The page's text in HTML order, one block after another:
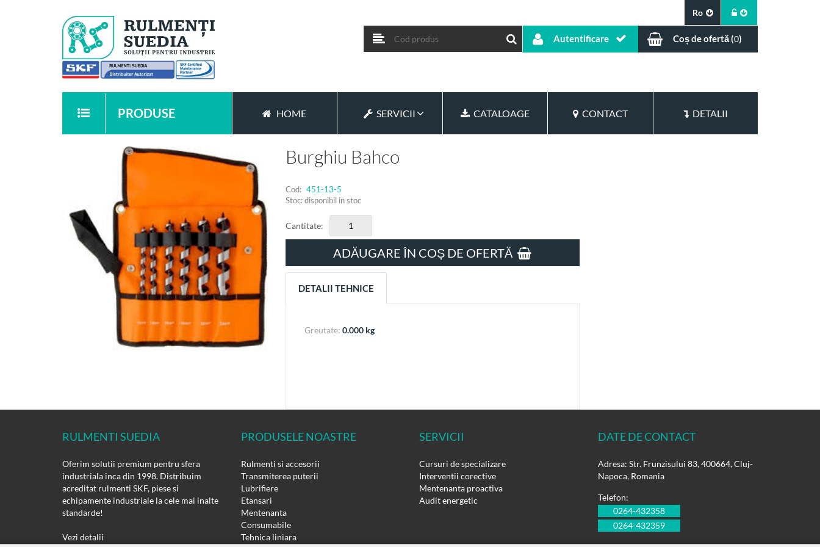
Ro
Autentificare Coș de ofertă (0)
PRODUSE HOME SERVICII CATALOAGE CONTACT DETALII
Burghiu Bahco
Cod: 451-13-5
Stoc: disponibil in stoc
Cantitate:
ADĂUGARE ÎN COȘ DE OFERTĂ
DETALII TEHNICE
Greutate: 0.000 kg
RULMENTI SUEDIA
Oferim solutii premium pentru sfera
industriala inca din 1998. Distribuim
acreditat rulmenti SKF, piese si
echipamente industriale la cele mai inalte
standarde!
Vezi detalii
PRODUSELE NOASTRE
Rulmenti si accesorii
Transmiterea puterii
Lubrifiere
Etansari
Mentenanta
Consumabile
Tehnica liniara
SERVICII
Cursuri de specializare
Interventii corective
Mentenanta proactiva
Audit energetic
DATE DE CONTACT
Adresa: Str. Frunzisului 83, 400664, Cluj-
Napoca, Romania
Telefon:
0264-432358
0264-432359